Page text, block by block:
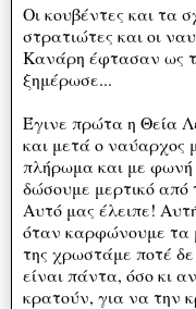
Οι κουβέντες και τα
στρατιώτες και οι
Κανάρη έφτασαν ως
ξημέρωσε...
Έγινε πρώτα η Θεία
και μετά ο ναύαρχος
πλήρωμα και με φωνή
δώσουμε μερτικό από
Αυτό μας έλειπε!
όταν καρφώνουμε τα
της χρωστάμε ποτέ
είναι πάντα, όσο κι
κρατούν, για να την